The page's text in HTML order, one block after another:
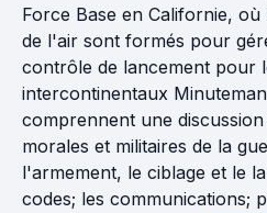
Force Base en Californie,
de l'air sont formés pour
contrôle de lancement pour
intercontinentaux
comprennent une
morales et militaires de la
l'armement, le ciblage et le
codes; les communications;